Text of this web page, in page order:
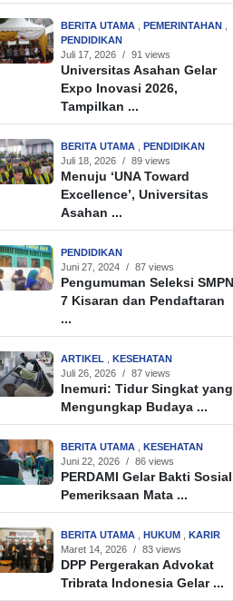
BERITA UTAMA , PEMERINTAHAN ,
PENDIDIKAN
Juli 17, 2026
/ 91 views
Universitas Asahan Gelar
Expo Inovasi 2026,
Tampilkan ...
BERITA UTAMA , PENDIDIKAN
Juli 18, 2026
/ 89 views
Menuju ‘UNA Toward
Excellence’, Universitas
Asahan ...
PENDIDIKAN
Juni 27, 2024
/ 87 views
Pengumuman Seleksi SMPN
7 Kisaran dan Pendaftaran
...
ARTIKEL , KESEHATAN
Juli 26, 2026
/ 87 views
Inemuri: Tidur Singkat yang
Mengungkap Budaya ...
BERITA UTAMA , KESEHATAN
Juni 22, 2026
/ 86 views
PERDAMI Gelar Bakti Sosial
Pemeriksaan Mata ...
BERITA UTAMA , HUKUM , KARIR
Maret 14, 2026
/ 83 views
DPP Pergerakan Advokat
Tribrata Indonesia Gelar ...